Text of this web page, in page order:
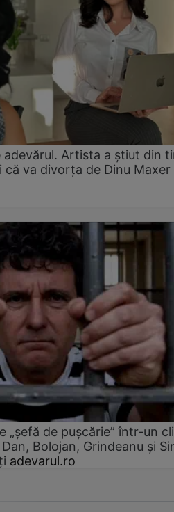
adevărul. Artista a știut din
că va divorța de Dinu Maxer
„șefă de pușcărie” într-un
Bolojan, Grindeanu și
adevarul.ro